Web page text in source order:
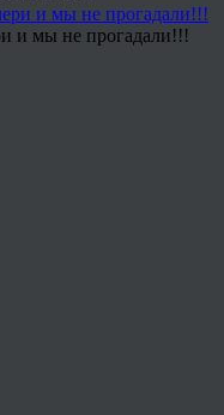
и мы не прогадали!!!